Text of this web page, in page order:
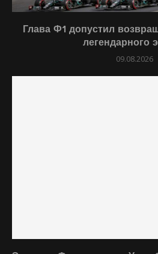
Глава Ф1 допустил
легендарного
09.08.2026